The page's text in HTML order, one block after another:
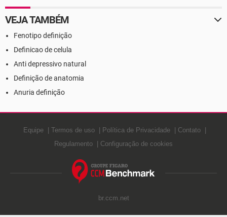
VEJA TAMBÉM
Fenotipo definição
Definicao de celula
Anti depressivo natural
Definição de anatomia
Anuria definição
Equipe Termos de uso Política de Privacidade
Contato
Regulamento
Configuração de cookies
br.ccm.net